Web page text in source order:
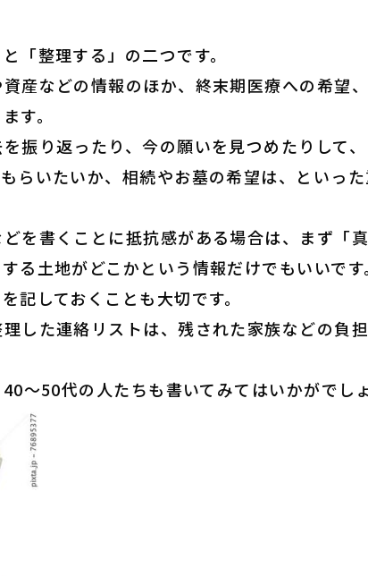
「整理する」の二つです。
産などの情報のほか、終末期医療への希望
す。
振り返ったり、今の願いを見つめたりして、
らいたいか、相続やお墓の希望は、といっ
を書くことに抵抗感がある場合は、まず「
る土地がどこかという情報だけでもいいです
記しておくことも大切です。
した連絡リストは、残された家族などの負
～50代の人たちも書いてみてはいかがでしょ